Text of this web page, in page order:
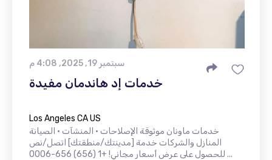
سبتمبر 19, 2025, 4:08 م
خدمات إد هاندمان مفيدة
Los Angeles CA US
خدمات ماونان موثوقة الإصلاحات • المنشآت • الصيانة
المنازل والشركات خدمة [مدينتك/منطقتك] اتصل/نص
للحصول على عرض أسعار مجاني! +1 (656) 656-0006 ...